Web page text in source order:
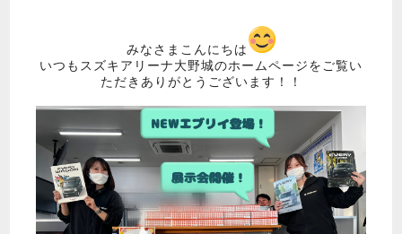
みなさまこんにちは
いつもスズキアリーナ大野城のホームページをご覧い
ただきありがとうございます！！